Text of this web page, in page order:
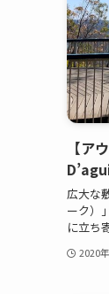
【ア
広大な
ーク）
に立ち
2020